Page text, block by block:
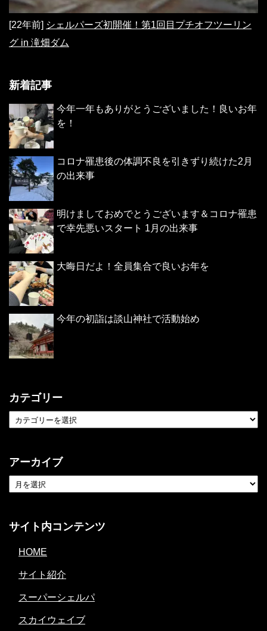
[22年前] シェルパーズ初開催！第1回目プチオフツーリン
グ in 滝畑ダム
新着記事
今年一年もありがとうございました！良いお年
を！
コロナ罹患後の体調不良を引きずり続けた2月
の出来事
明けましておめでとうございます＆コロナ罹患
で幸先悪いスタート 1月の出来事
大晦日だよ！全員集合で良いお年を
今年の初詣は談山神社で活動始め
カテゴリー
アーカイブ
サイト内コンテンツ
HOME
サイト紹介
スーパーシェルパ
スカイウェイブ